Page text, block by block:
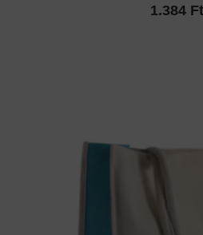
1.384 Ft